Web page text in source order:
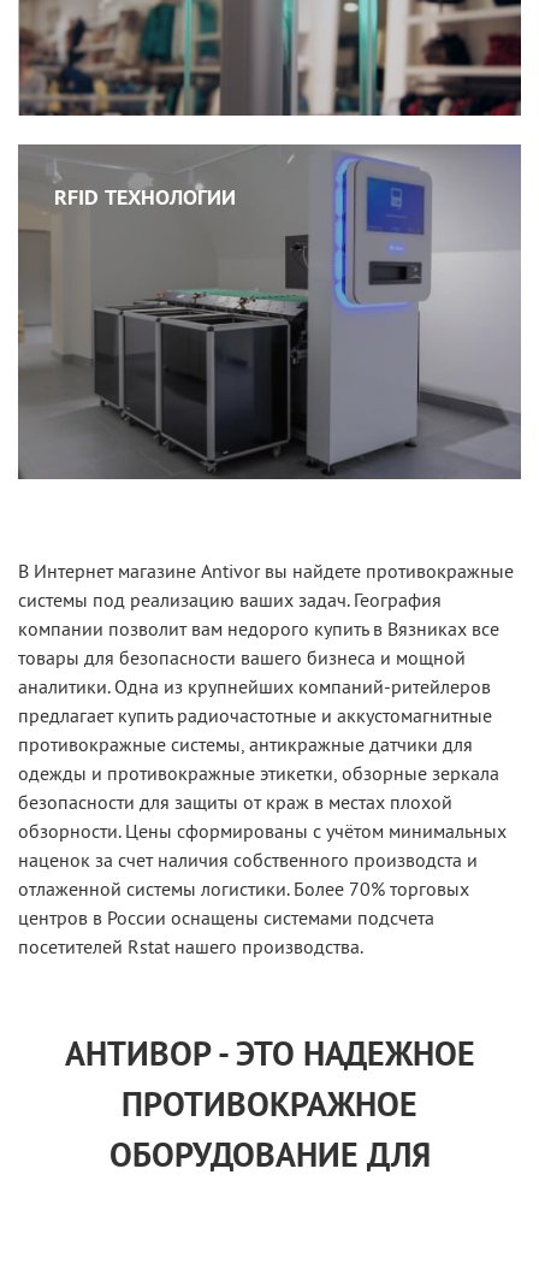
RFID ТЕХНОЛОГИИ
В Интернет магазине Antivor вы найдете противокражные
системы под реализацию ваших задач. География
компании позволит вам недорого купить в Вязниках все
товары для безопасности вашего бизнеса и мощной
аналитики. Одна из крупнейших компаний-ритейлеров
предлагает купить радиочастотные и аккустомагнитные
противокражные системы, антикражные датчики для
одежды и противокражные этикетки, обзорные зеркала
безопасности для защиты от краж в местах плохой
обзорности. Цены сформированы с учётом минимальных
наценок за счет наличия собственного производста и
отлаженной системы логистики. Более 70% торговых
центров в России оснащены системами подсчета
посетителей Rstat нашего производства.
АНТИВОР - ЭТО НАДЕЖНОЕ
ПРОТИВОКРАЖНОЕ
ОБОРУДОВАНИЕ ДЛЯ